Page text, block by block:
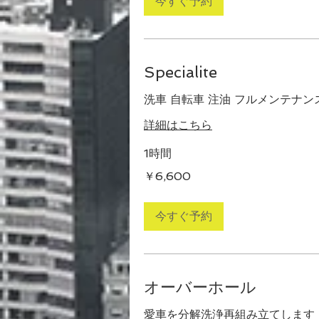
Specialite
洗車 自転車 注油 フルメンテナン
詳細はこちら
1時間
円
￥6,600
今すぐ予約
オーバーホール
愛車を分解洗浄再組み立てします